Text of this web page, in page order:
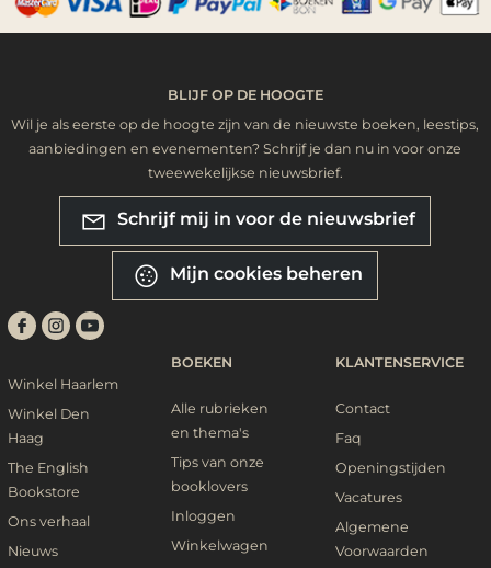
BLIJF OP DE HOOGTE
Wil je als eerste op de hoogte zijn van de nieuwste boeken, leestips,
aanbiedingen en evenementen? Schrijf je dan nu in voor onze
tweewekelijkse nieuwsbrief.
Schrijf mij in voor de nieuwsbrief
Mijn cookies beheren
Winkel Haarlem
Winkel Den
Haag
The English
Bookstore
Ons verhaal
Nieuws
BOEKEN
Alle rubrieken
en thema's
Tips van onze
booklovers
Inloggen
Winkelwagen
KLANTENSERVICE
Contact
Faq
Openingstijden
Vacatures
Algemene
Voorwaarden